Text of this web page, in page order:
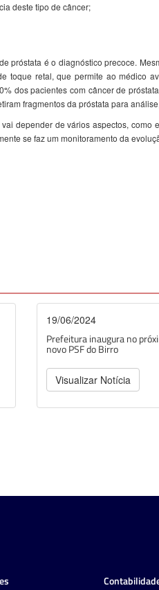
deste tipo de câncer;
próstata é o diagnóstico precoce.
toque retal, que permite ao médico
dos pacientes com câncer de
fragmentos da próstata para
depender de vários aspectos,
se faz um monitoramento da
19/06/2024
Prefeitura inaugura no
novo PSF do Birro
Visualizar Notícia